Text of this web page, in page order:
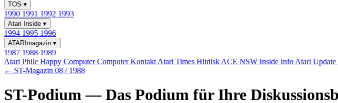
TOS ▾
1990 1991 1992 1993
Atari Inside ▾
1994 1995 1996
ATARImagazin ▾
1987 1988 1989
Atari Phile Happy ComputerComputer Kontakt Atari Times Hitdisk ACE NSW Inside Info Atari Update
← ST-Magazin 08 / 1988
ST-Podium — Das Podium für Ihre